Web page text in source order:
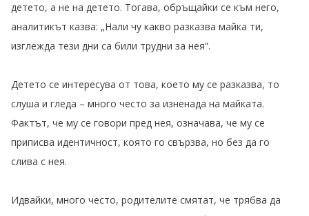
детето, а не на детето. Тогава, обръщайки се към него,
аналитикът казва: „Нали чу какво разказва майка ти,
изглежда тези дни са били трудни за нея“.
Детето се интересува от това, което му се разказва, то
слуша и гледа – много често за изненада на майката.
Фактът, че му се говори пред нея, означава, че му се
приписва идентичност, която го свързва, но без да го
слива с нея.
Идвайки, много често, родителите смятат, че трябва да